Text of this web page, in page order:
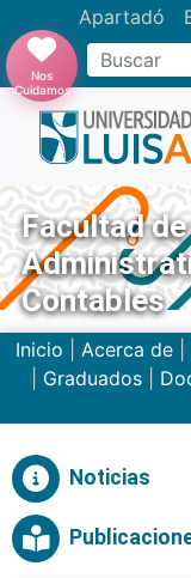
Apartadó
Buscar
Nos
Cuidamos
Facultad
Contables
Inicio Acerca de|
Graduados
Noticias